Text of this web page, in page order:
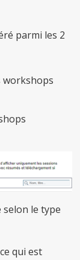
parmi les 2
workshops
selon le type
qui est